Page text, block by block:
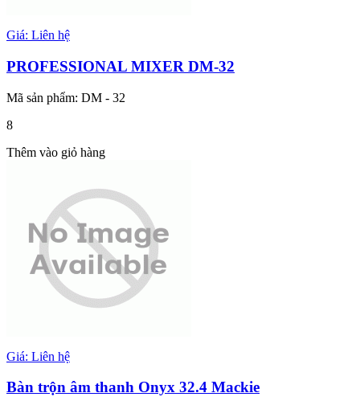
Giá: Liên hệ
PROFESSIONAL MIXER DM-32
Mã sản phẩm: DM - 32
8
Thêm vào giỏ hàng
Giá: Liên hệ
Bàn trộn âm thanh Onyx 32.4 Mackie